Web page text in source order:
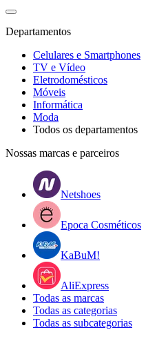
Departamentos
Celulares e Smartphones
TV e Vídeo
Eletrodomésticos
Móveis
Informática
Moda
Todos os departamentos
Nossas marcas e parceiros
Netshoes
Epoca Cosméticos
KaBuM!
AliExpress
Todas as marcas
Todas as categorias
Todas as subcategorias